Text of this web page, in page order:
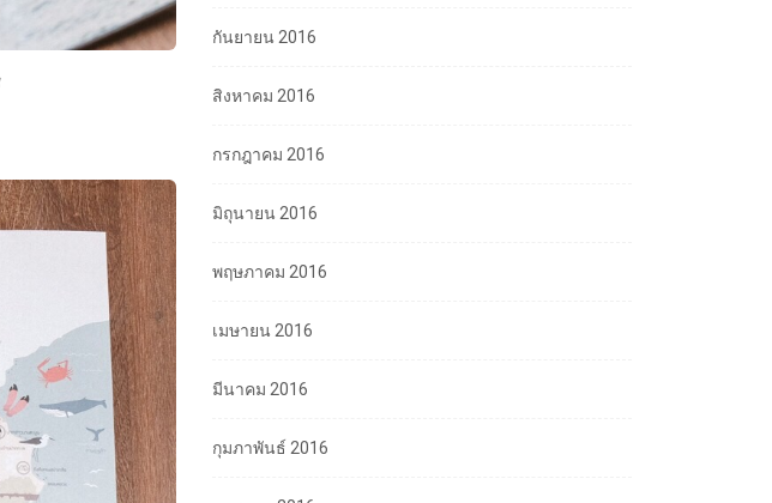
กันยายน 2016
สิงหาคม 2016
กรกฎาคม 2016
มิถุนายน 2016
พฤษภาคม 2016
เมษายน 2016
มีนาคม 2016
กุมภาพันธ์ 2016